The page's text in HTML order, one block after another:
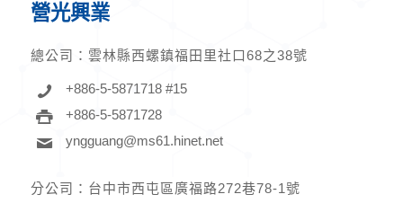
營光興業
總公司： 雲林縣西螺鎮福田里社口68之38號
+886-5-5871718 #15
+886-5-5871728
yngguang@ms61.hinet.net
分公司： 台中市西屯區廣福路272巷78-1號